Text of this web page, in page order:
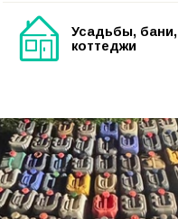
Усадьбы, бани,
коттеджи